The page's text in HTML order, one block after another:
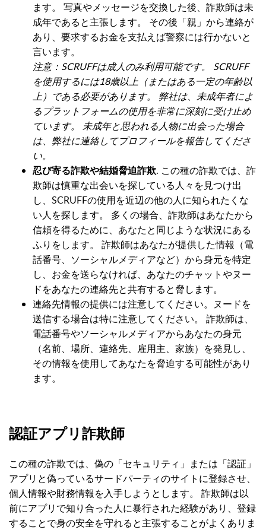
ます。 写真やメッセージを交換した後、詐欺師は未
成年であると主張します。 その後「親」から連絡が
あり、要求するお金を支払えば警察には行かないと
言います。
注意：SCRUFFは成人のみ利用可能です。 SCRUFF
を使用するには18歳以上（またはある一定の年齢以
上）である必要があります。 弊社は、未成年者によ
るプラットフォームの使用を非常に深刻に受け止め
ています。 未成年と思われる人物に出会った場合
は、弊社に連絡してプロフィールを報告してくださ
い。
忍び寄る詐欺や結婚脅迫詐欺. この種の詐欺では、詐
欺師は慎重な出会いを探している人々を見つけ出
し、SCRUFFの使用を近辺の他の人に知られたくな
い人を探します。 多くの場合、詐欺師はあなたから
信頼を得るために、あなたと同じような状況にある
ふりをします。 詐欺師はあなたが提供した情報（電
話番号、ソーシャルメディアなど）から身元を特定
し、お金を送らなければ、あなたのチャットやヌー
ドをあなたの連絡先と共有すると脅します。
連絡先情報の提供には注意してください。ヌードを
送信する場合は特に注意してください。 詐欺師は、
電話番号やソーシャルメディアからあなたの身元
（名前、場所、連絡先、雇用主、家族）を発見し、
その情報を使用してあなたを脅迫する可能性があり
ます。
認証アプリ詐欺師
この種の詐欺では、偽の「セキュリティ」または「認証」
アプリと偽っているサードパーティのサイトに登録させ、
個人情報や財務情報を入手しようとします。 詐欺師は以
前にアプリで知り合った人に暴行された経験があり、登録
することで身の安全を守れると主張することがよくありま